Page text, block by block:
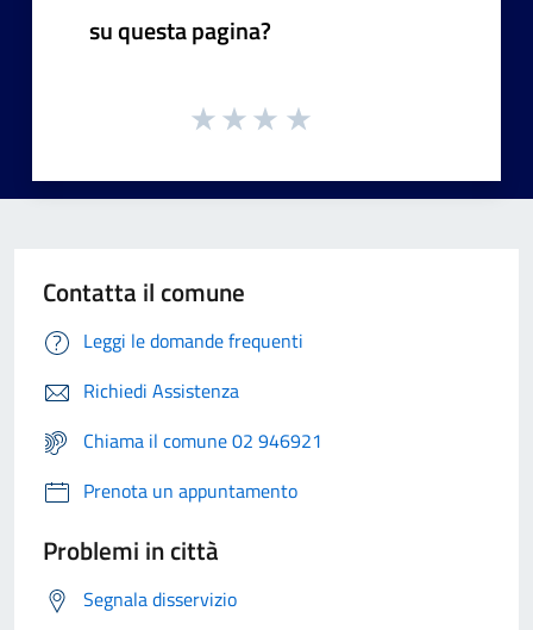
su questa pagina?
Contatta il comune
Leggi le domande frequenti
Richiedi Assistenza
Chiama il comune 02 946921
Prenota un appuntamento
Problemi in città
Segnala disservizio